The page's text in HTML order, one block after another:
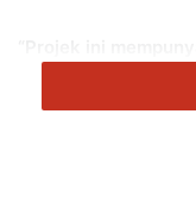
sekarang 902 unit